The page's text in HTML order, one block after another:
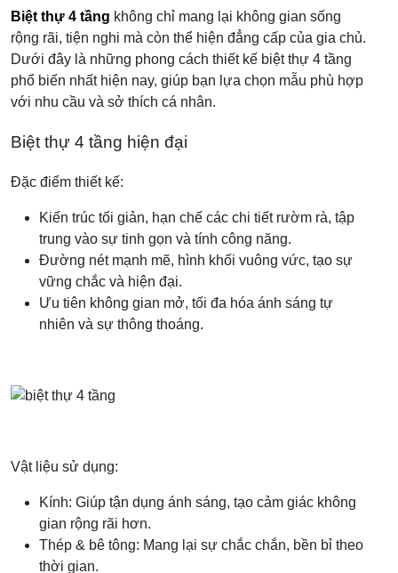
Biệt thự 4 tầng không chỉ mang lại không gian sống
rộng rãi, tiện nghi mà còn thể hiện đẳng cấp của gia chủ.
Dưới đây là những phong cách thiết kế biệt thự 4 tầng
phổ biến nhất hiện nay, giúp bạn lựa chọn mẫu phù hợp
với nhu cầu và sở thích cá nhân.
Biệt thự 4 tầng hiện đại
Đặc điểm thiết kế:
Kiến trúc tối giản, hạn chế các chi tiết rườm rà, tập
trung vào sự tinh gọn và tính công năng.
Đường nét mạnh mẽ, hình khối vuông vức, tạo sự
vững chắc và hiện đại.
Ưu tiên không gian mở, tối đa hóa ánh sáng tự
nhiên và sự thông thoáng.
Vật liệu sử dụng:
Kính: Giúp tận dụng ánh sáng, tạo cảm giác không
gian rộng rãi hơn.
Thép & bê tông: Mang lại sự chắc chắn, bền bỉ theo
thời gian.